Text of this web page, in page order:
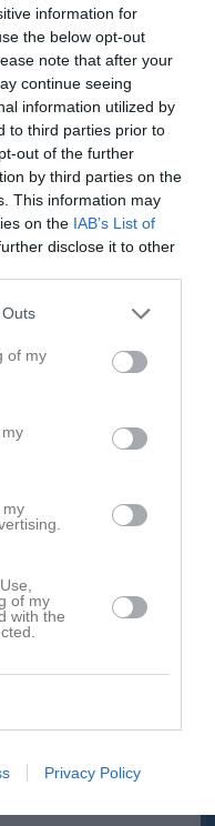
information for
the below opt-out
note that after your
continue seeing
information utilized by
to third parties prior to
out of the further
by third parties on the
This information may
on the IAB’s List of
disclose it to other
of my
my
of my
with the
Privacy Policy